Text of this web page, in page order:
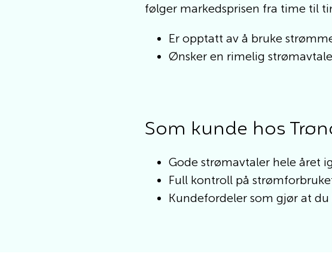
følger markedsprisen fra time til
Er opptatt av å bruke
Ønsker en rimelig
Som kunde hos
Gode strømavtaler hele året
Full kontroll på
Kundefordeler som gjør at